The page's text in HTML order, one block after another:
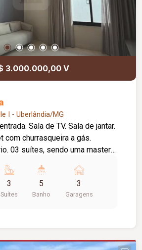
3.000.000,00 V
I - Uberlândia/MG
Sala de TV. Sala de jantar.
com churrasqueira a gás.
03 suítes, sendo uma master
salão de jogos). Depósito.
para 03
e sub solo climatizados.
da temperatura
3
Suítes
5
Banho
3
Garagens